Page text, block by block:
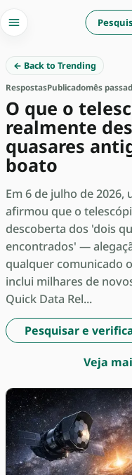
← Back to Trending
RespostasPublicadomês
O que o
realmente
quasares
boato
Em 6 de julho de
afirmou que o
descoberta dos 'dois
encontrados' —
qualquer comunicado
inclui milhares de
Quick Data Rel...
Pesquisar e
Veja